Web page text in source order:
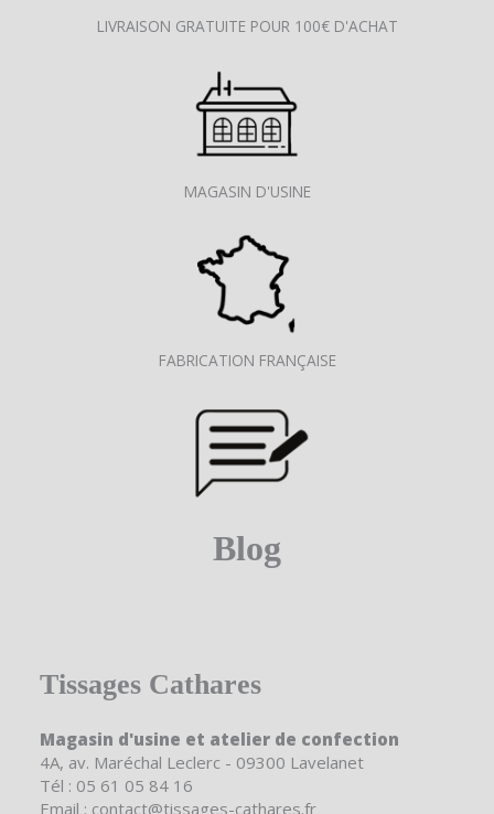
LIVRAISON GRATUITE POUR 100€ D'ACHAT
MAGASIN D'USINE
FABRICATION FRANÇAISE
Blog
Tissages Cathares
Magasin d'usine et atelier de confection
4A, av. Maréchal Leclerc - 09300 Lavelanet
Tél : 05 61 05 84 16
Email : contact@tissages-cathares.fr